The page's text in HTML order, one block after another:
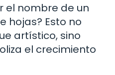
el nombre de un
hojas? Esto no
artístico, sino
el crecimiento